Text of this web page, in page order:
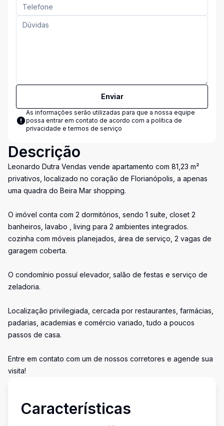
Enviar
As informações serão utilizadas para que a nossa equipe
possa entrar em contato de acordo com a política de
privacidade e termos de serviço
Descrição
Leonardo Dutra Vendas vende apartamento com 81,23 m²
privativos, localizado no coração de Florianópolis, a apenas
uma quadra do Beira Mar shopping.
O imóvel conta com 2 dormitórios, sendo 1 suíte, closet 2
banheiros, lavabo , living para 2 ambientes integrados.
cozinha com móveis planejados, área de serviço, 2 vagas de
garagem coberta.
O condomínio possuí elevador, salão de festas e serviço de
zeladoria.
Localização privilegiada, cercada por restaurantes, farmácias,
padarias, academias e comércio variado, tudo a poucos
passos de casa.
Entre em contato com um de nossos corretores e agende sua
visita!
Características